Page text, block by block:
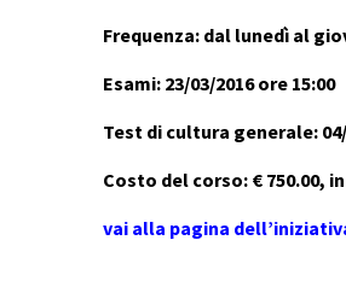
Frequenza: dal lunedì al
Esami: 23/03/2016 ore 15:00
Test di cultura generale:
Costo del corso: € 750.00,
vai alla pagina